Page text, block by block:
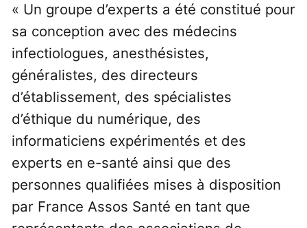
« Un groupe d’experts a été constitué pour
sa conception avec des médecins
infectiologues, anesthésistes,
généralistes, des directeurs
d’établissement, des spécialistes
d’éthique du numérique, des
informaticiens expérimentés et des
experts en e-santé ainsi que des
personnes qualifiées mises à disposition
par France Assos Santé en tant que